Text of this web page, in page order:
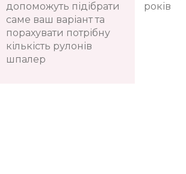
допоможуть підібрати
саме ваш варіант та
порахувати потрібну
кількість рулонів
шпалер
років